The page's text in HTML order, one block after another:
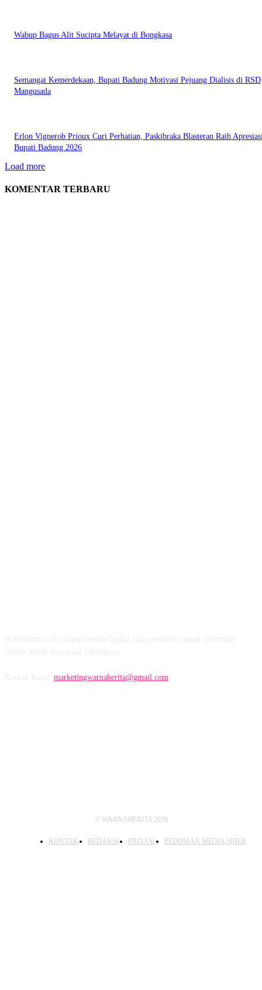
Wabup Bagus Alit Sucipta Melayat di Bongkasa
Semangat Kemerdekaan, Bupati Badung Motivasi Pejuang Dialisis di RSD
Mangusada
Erlon Vignerob Prioux Curi Perhatian, Paskibraka Blasteran Raih
Bupati Badung 2026
Load more
KOMENTAR TERBARU
marketingwarnaberita@gmail.com
© WARNABERITA 2026
KONTAK REDAKSI PRIVASI PEDOMAN MEDIA SIBER